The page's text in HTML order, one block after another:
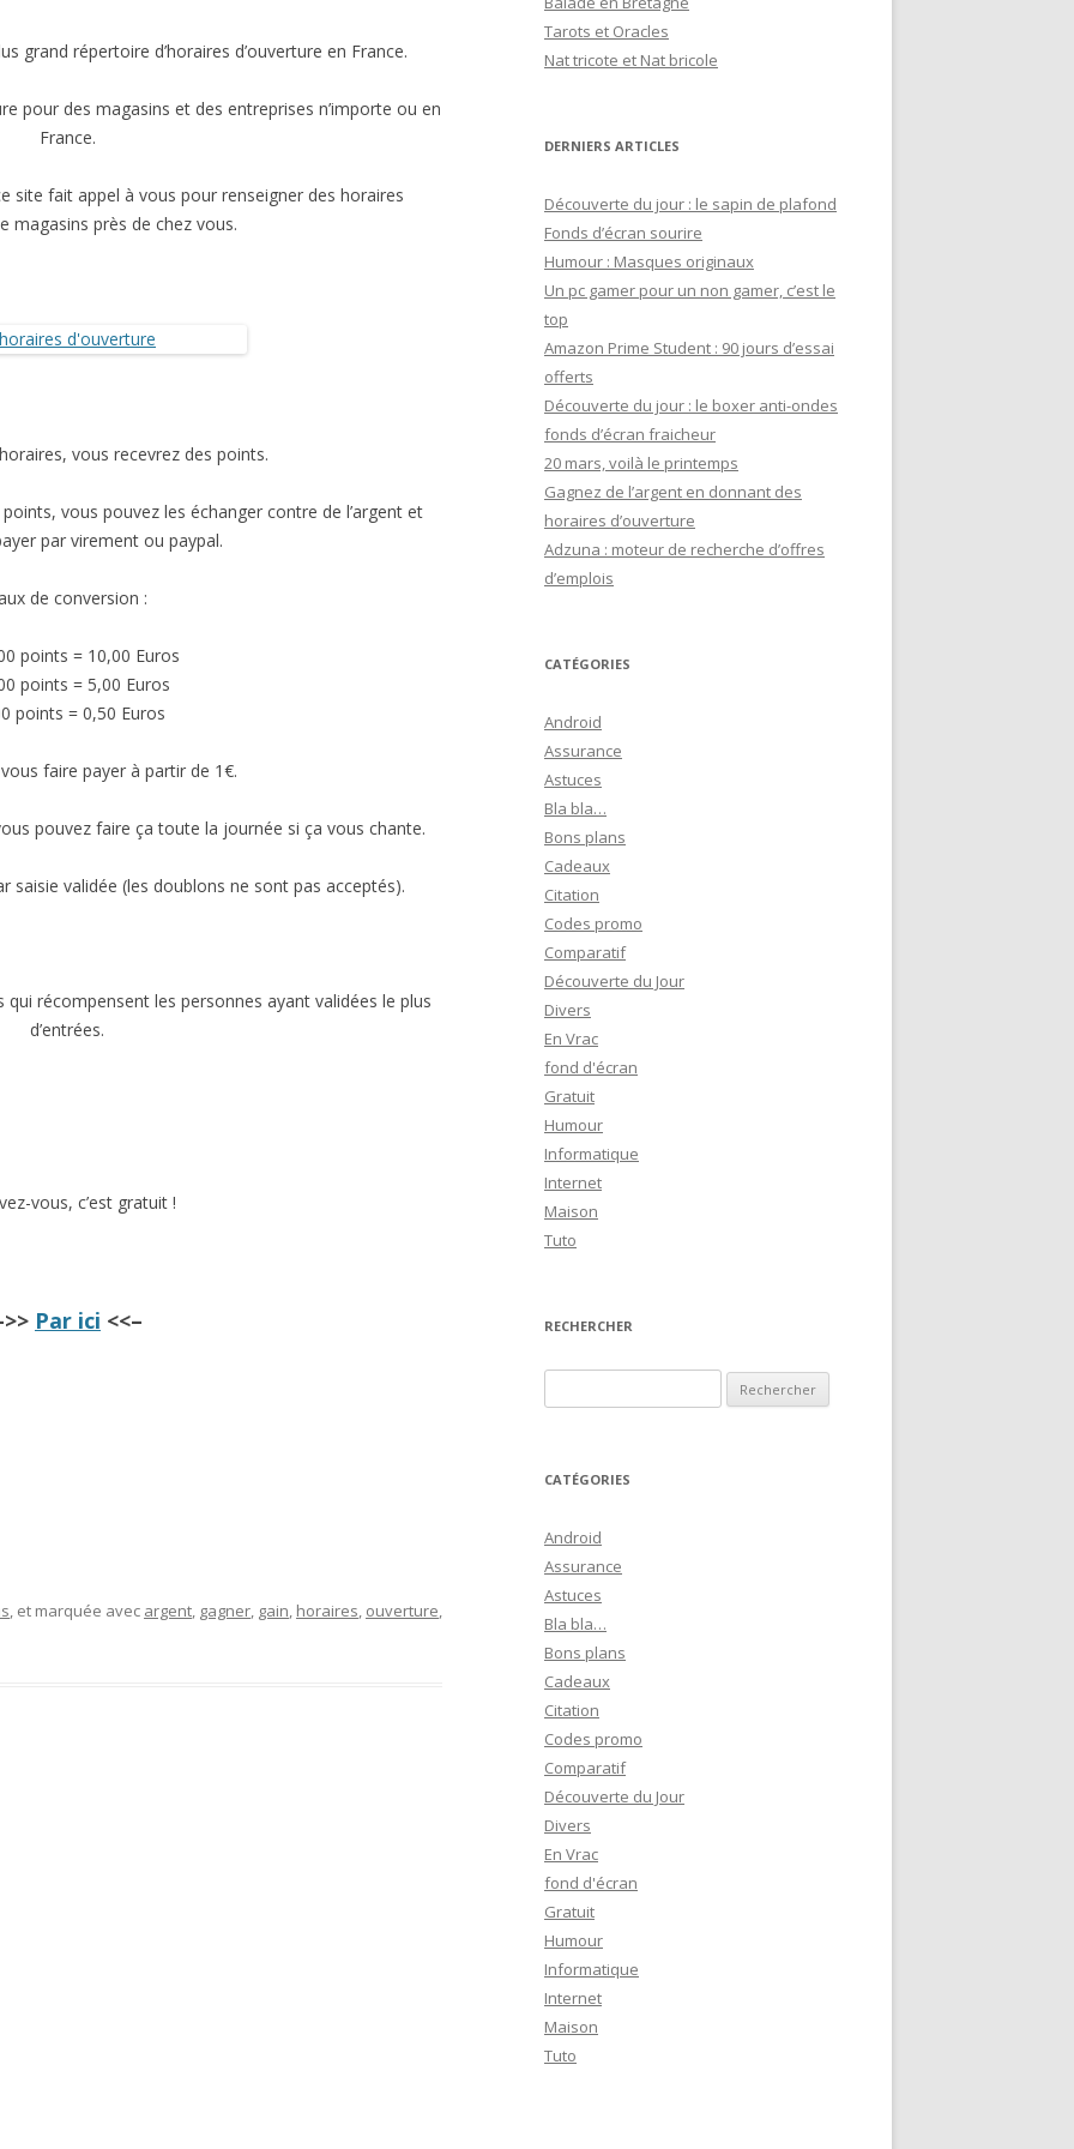
LE MAQUILLAGE
LES BIJOUX
LES JEAN’S
LES SITES DE VÊTEMENTS
ELECTRO-MÉNAGER
BAZAR
LINGE DE MAISON
VIDAXL
ACHETER DES PNEUS EN LIGNE
IDGARAGES
LOISIRS CRÉATIFS
JEUX VIDÉO
ABONNEMENTS DE MAGAZINES
VÊTEMENTS
D’OUVERTURE
grand répertoire d’horaires d’ouverture en France.
pour des magasins et des entreprises n’importe ou en
France.
site fait appel à vous pour renseigner des horaires
magasins près de chez vous.
vous recevrez des points.
vous pouvez les échanger contre de l’argent et
par virement ou paypal.
de conversion :
points = 10,00 Euros
points = 5,00 Euros
points = 0,50 Euros
faire payer à partir de 1€.
pouvez faire ça toute la journée si ça vous chante.
saisie validée (les doublons ne sont pas acceptés).
récompensent les personnes ayant validées le plus
d’entrées.
vous, c’est gratuit !
Par ici <<–
, et marquée avec argent, gagner, gain, horaires, ouverture,
h
e
:
Tarots et Oracles
Nat tricote et Nat bricole
DERNIERS ARTICLES
Découverte du jour : le sapin de plafond
Fonds d’écran sourire
Humour : Masques originaux
Un pc gamer pour un non gamer, c’est le
top
Amazon Prime Student : 90 jours d’essai
offerts
Découverte du jour : le boxer anti-ondes
fonds d’écran fraicheur
20 mars, voilà le printemps
Gagnez de l’argent en donnant des
horaires d’ouverture
Adzuna : moteur de recherche d’offres
d’emplois
CATÉGORIES
Android
Assurance
Astuces
Bla bla…
Bons plans
Cadeaux
Citation
Codes promo
Comparatif
Découverte du Jour
Divers
En Vrac
fond d'écran
Gratuit
Humour
Informatique
Internet
Maison
Tuto
RECHERCHER
e
h
r
c
h
e
r
:
CATÉGORIES
Android
Assurance
Astuces
Bla bla…
Bons plans
Cadeaux
Citation
Codes promo
Comparatif
Découverte du Jour
Divers
En Vrac
fond d'écran
Gratuit
Humour
Informatique
Internet
Maison
Tuto